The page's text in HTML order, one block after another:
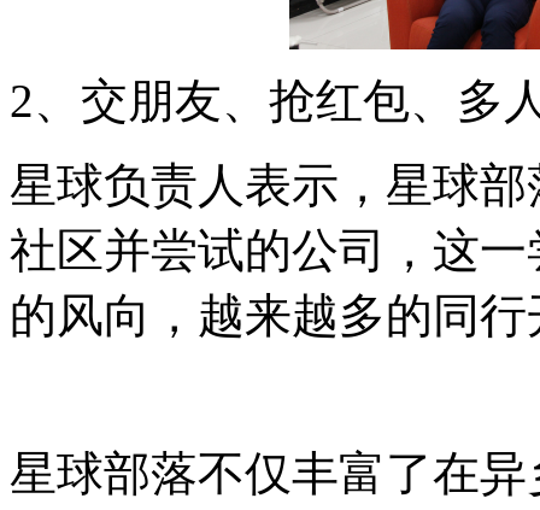
2、交朋友、抢红包、多
星球负责人表示，星球
社区并尝试的公司，这
的风向，越来越多的同
星球部落不仅丰富了在